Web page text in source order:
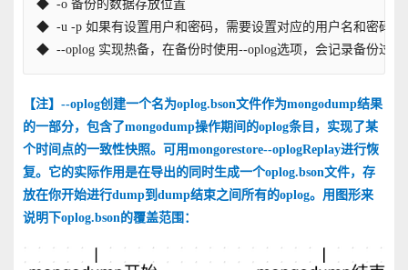
◆  -o 备份的数据存放位置
◆  -u -p 如果有设置用户和密码，需要设置对应的用户名和密码，
◆  --oplog 实现热备，在备份时使用--oplog选项，会记录备份过
【注】--oplog创建一个名为oplog.bson文件作为mongodump结果
的一部分，包含了mongodump操作期间的oplog条目，实现了某
个时间点的一致性快照。可用mongorestore--oplogReplay进行恢
复。它的实际作用是在导出的同时生成一个oplog.bson文件，存
放在你开始进行dump到dump结束之间所有的oplog。用图形来
说明下oplog.bson的覆盖范围：